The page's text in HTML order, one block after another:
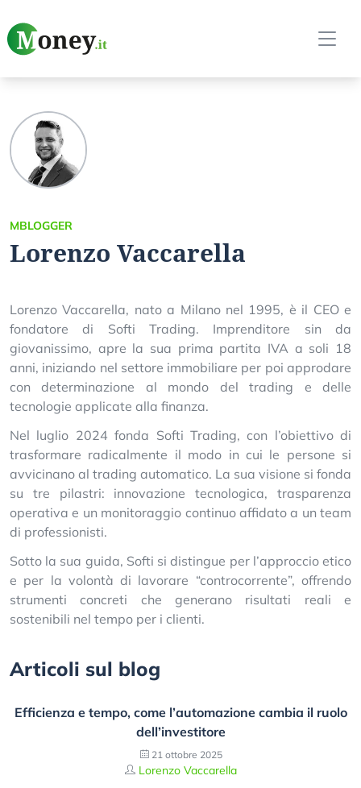
MBLOGGER
Lorenzo Vaccarella
Lorenzo Vaccarella, nato a Milano nel 1995, è il CEO e
fondatore di Softi Trading. Imprenditore sin da
giovanissimo, apre la sua prima partita IVA a soli 18
anni, iniziando nel settore immobiliare per poi approdare
con determinazione al mondo del trading e delle
tecnologie applicate alla finanza.
Nel luglio 2024 fonda Softi Trading, con l’obiettivo di
trasformare radicalmente il modo in cui le persone si
avvicinano al trading automatico. La sua visione si fonda
su tre pilastri: innovazione tecnologica, trasparenza
operativa e un monitoraggio continuo affidato a un team
di professionisti.
Sotto la sua guida, Softi si distingue per l’approccio etico
e per la volontà di lavorare “controcorrente”, offrendo
strumenti concreti che generano risultati reali e
sostenibili nel tempo per i clienti.
Articoli sul blog
Efficienza e tempo, come l’automazione cambia il ruolo
dell’investitore
Lorenzo Vaccarella
21 ottobre 2025